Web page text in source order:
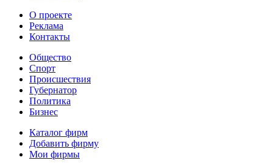
О проекте
Реклама
Контакты
Общество
Спорт
Происшествия
Губернатор
Политика
Бизнес
Каталог фирм
Добавить фирму
Мои фирмы